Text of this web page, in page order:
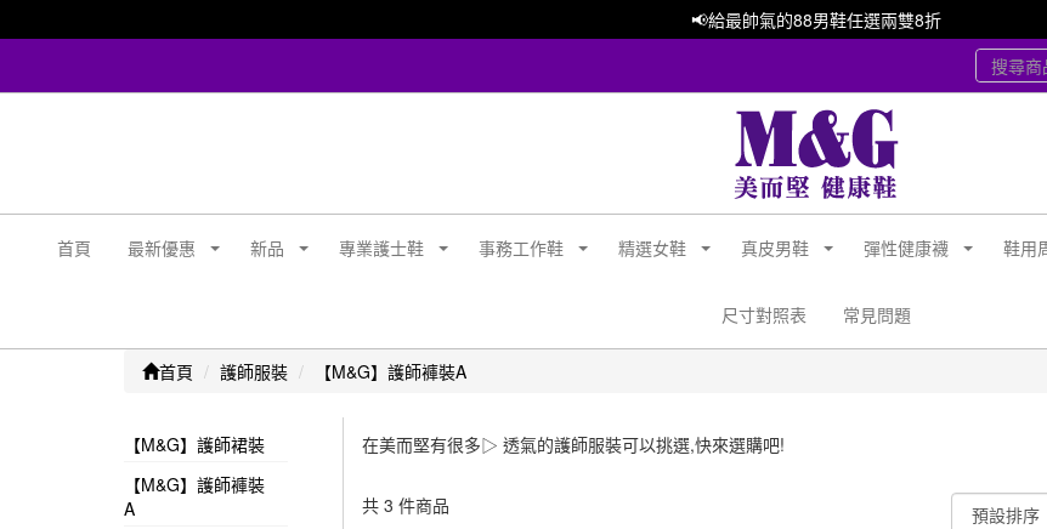
📢給最帥氣的88男鞋任選兩雙8折
首頁 最新優惠 新品 專業護士鞋 事務工作鞋 精選女鞋 真皮男鞋 彈性健康襪 鞋用
尺寸對照表 常見問題
首頁 護師服裝 【M&G】護師褲裝A
【M&G】護師裙裝
【M&G】護師褲裝
A
在美而堅有很多▷ 透氣的護師服裝可以挑選,快來選購吧!
共 3 件商品